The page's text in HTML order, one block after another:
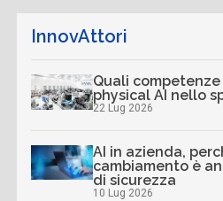
InnovAttori
Quali
physical AI nello
22 Lug 2026
AI in azienda,
cambiamento è
di sicurezza
10 Lug 2026